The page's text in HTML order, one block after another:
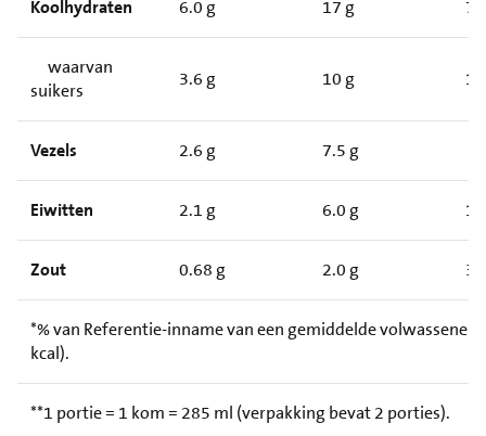
Koolhydraten 6.0 g 17 g
waarvan
suikers
3.6 g 10 g
Vezels 2.6 g 7.5 g
Eiwitten 2.1 g 6.0 g
Zout 0.68 g 2.0 g
*% van Referentie-inname van een gemiddelde volwassene
kcal).
**1 portie = 1 kom = 285 ml (verpakking bevat 2 porties).